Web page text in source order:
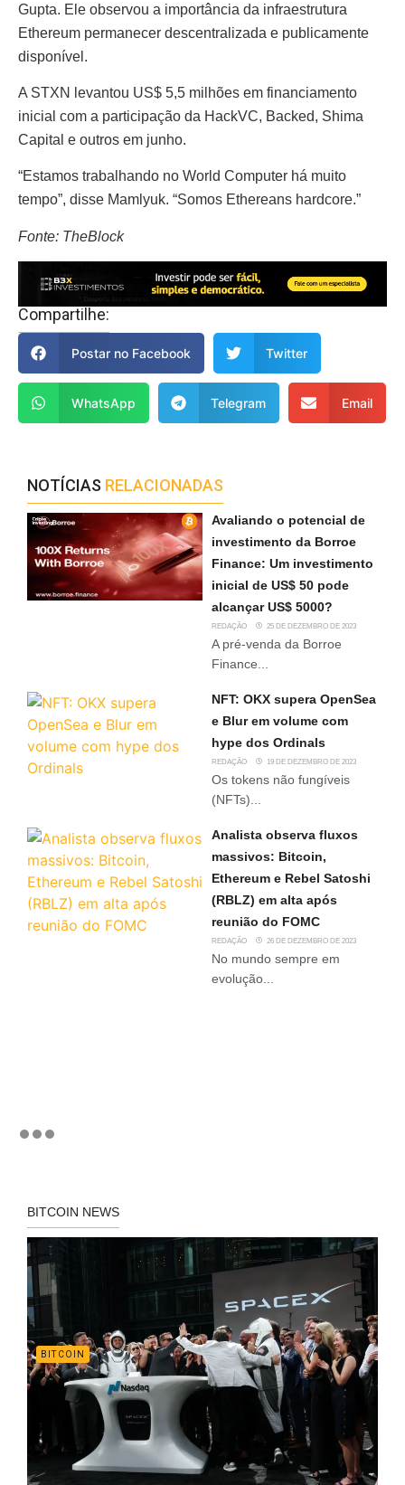
Gupta. Ele observou a importância da infraestrutura
Ethereum permanecer descentralizada e publicamente
disponível.
A STXN levantou US$ 5,5 milhões em financiamento
inicial com a participação da HackVC, Backed, Shima
Capital e outros em junho.
“Estamos trabalhando no World Computer há muito
tempo”, disse Mamlyuk. “Somos Ethereans hardcore.”
Fonte: TheBlock
Compartilhe:
Postar no Facebook Twitter
WhatsApp Telegram Email
NOTÍCIAS RELACIONADAS
Avaliando o potencial de
investimento da Borroe
Finance: Um investimento
inicial de US$ 50 pode
alcançar US$ 5000?
REDAÇÃO 25 DE DEZEMBRO DE 2023
A pré-venda da Borroe
Finance...
NFT: OKX supera OpenSea
e Blur em volume com
hype dos Ordinals
REDAÇÃO 19 DE DEZEMBRO DE 2023
Os tokens não fungíveis
(NFTs)...
Analista observa fluxos
massivos: Bitcoin,
Ethereum e Rebel Satoshi
(RBLZ) em alta após
reunião do FOMC
REDAÇÃO 26 DE DEZEMBRO DE 2023
No mundo sempre em
evolução...
BITCOIN NEWS
BITCOIN